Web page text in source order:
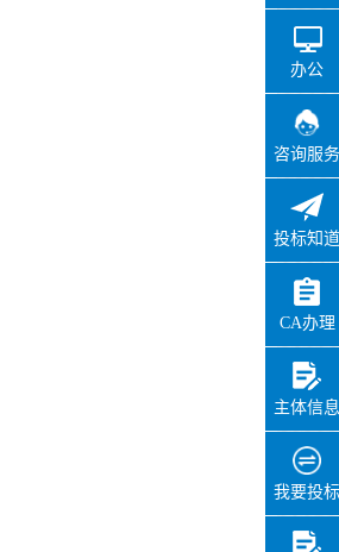
办公
咨询服务
投标知道
CA办理
主体信息
我要投标